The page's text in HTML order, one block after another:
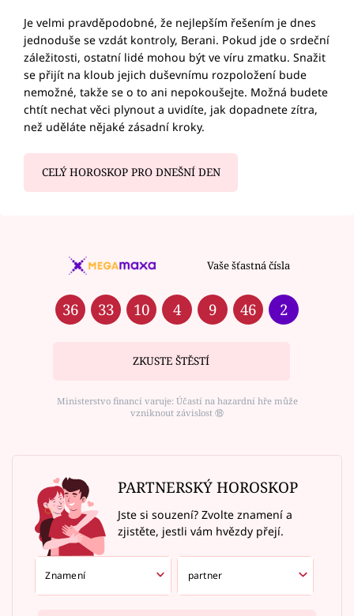
Je velmi pravděpodobné, že nejlepším řešením je dnes
jednoduše se vzdát kontroly, Berani. Pokud jde o srdeční
záležitosti, ostatní lidé mohou být ve víru zmatku. Snažit
se přijít na kloub jejich duševnímu rozpoložení bude
nemožné, takže se o to ani nepokoušejte. Možná budete
chtít nechat věci plynout a uvidíte, jak dopadnete zítra,
než uděláte nějaké zásadní kroky.
CELÝ HOROSKOP PRO DNEŠNÍ DEN
Vaše šťastná čísla
36 33 10 4 9 46 2
ZKUSTE ŠTĚSTÍ
Ministerstvo financí varuje: Účastí na hazardní hře může
vzniknout závislost ⑱
PARTNERSKÝ HOROSKOP
Jste si souzení? Zvolte znamení a
zjistěte, jestli vám hvězdy přejí.